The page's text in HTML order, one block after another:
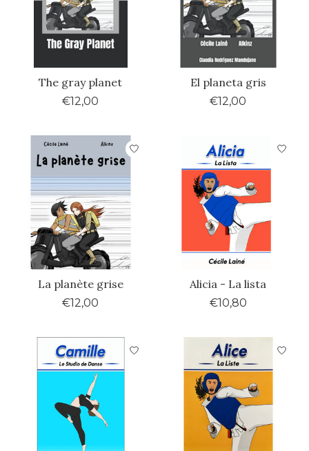
The gray planet
€12,00
El planeta gris
€12,00
La planète grise
€12,00
Alicia - La lista
€10,80